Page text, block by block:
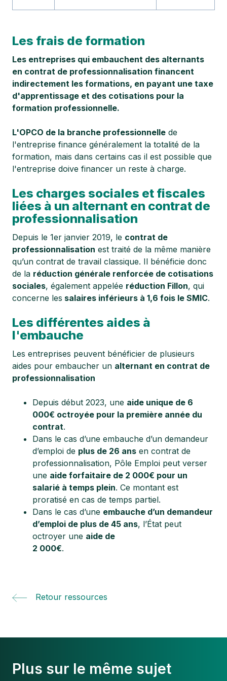
Les frais de formation
Les entreprises qui embauchent des alternants
en contrat de professionnalisation financent
indirectement les formations, en payant une taxe
d'apprentissage et des cotisations pour la
formation professionnelle.
L'OPCO de la branche professionnelle de
l'entreprise finance généralement la totalité de la
formation, mais dans certains cas il est possible que
l'entreprise doive financer un reste à charge.
Les charges sociales et fiscales
liées à un alternant en contrat de
professionnalisation
Depuis le 1er janvier 2019, le contrat de
professionnalisation est traité de la même manière
qu’un contrat de travail classique. Il bénéficie donc
de la réduction générale renforcée de cotisations
sociales, également appelée réduction Fillon, qui
concerne les salaires inférieurs à 1,6 fois le SMIC.
Les différentes aides à
l'embauche
Les entreprises peuvent bénéficier de plusieurs
aides pour embaucher un alternant en contrat de
professionnalisation
Depuis début 2023, une aide unique de 6
000€ octroyée pour la première année du
contrat.
Dans le cas d’une embauche d’un demandeur
d’emploi de plus de 26 ans en contrat de
professionnalisation, Pôle Emploi peut verser
une aide forfaitaire de 2 000€ pour un
salarié à temps plein. Ce montant est
proratisé en cas de temps partiel.
Dans le cas d’une embauche d’un demandeur
d’emploi de plus de 45 ans, l’État peut
octroyer une aide de
2 000€.
Retour ressources
Plus sur le même sujet